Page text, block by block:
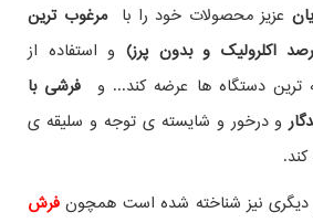
عزیز محصولات خود را بامرغوب ترین
اکلرولیک و بدون پرز) و استفاده از
ترین دستگاه ها عرضه کند... و فرشی با
و درخور و شایسته ی توجه و سلیقه ی
دیگری نیز شناخته شده است همچونفرش